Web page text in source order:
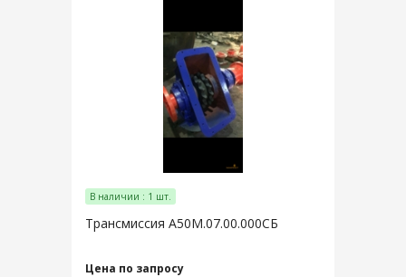
В наличии : 1 шт.
Трансмиссия А50М.07.00.000СБ
Цена по запросу